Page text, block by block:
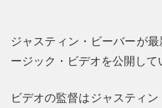
ジャスティン・ビーバーが
ージック・ビデオを公開して
ビデオの監督はジャスティ